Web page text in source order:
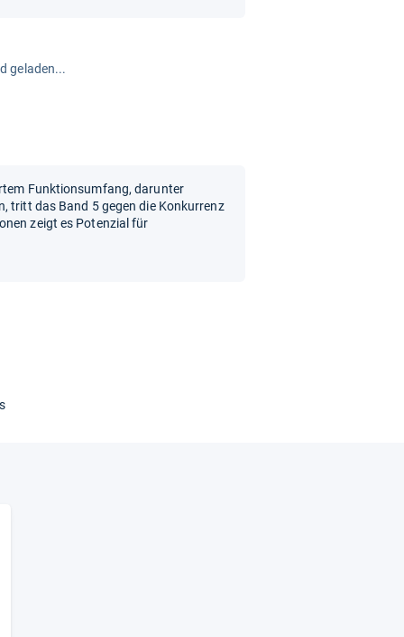
geladen...
Funktionsumfang, darunter
tritt das Band 5 gegen die Konkurrenz
zeigt es Potenzial für